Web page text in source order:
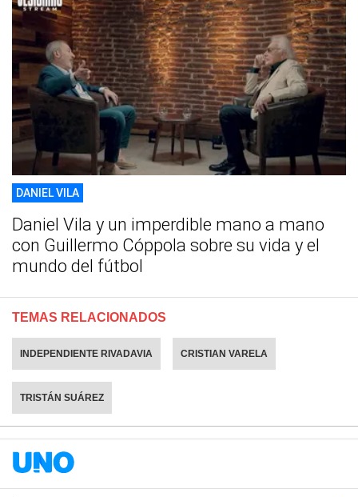
DANIEL VILA
Daniel Vila y un imperdible mano a mano
con Guillermo Cóppola sobre su vida y el
mundo del fútbol
TEMAS RELACIONADOS
INDEPENDIENTE RIVADAVIA CRISTIAN VARELA
TRISTÁN SUÁREZ